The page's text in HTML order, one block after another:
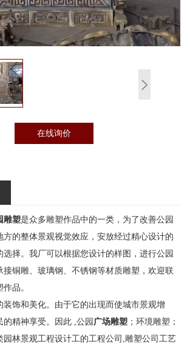
在线询价
雕塑是众多雕塑作品中的一类，为了改善公园
方的整体景观视觉效应，安放经过精心设计的
选择。我厂可以根据您设计的样图，进行公园
接铜雕、玻璃钢、不锈钢等材质雕塑，欢迎联
品。
装饰和美化。由于它的出现而使城市景观增
的精神享受。因此 ,公园 广场雕塑 ；环境雕塑；
园林景观工程设计工的工程公司,雕塑公司工艺